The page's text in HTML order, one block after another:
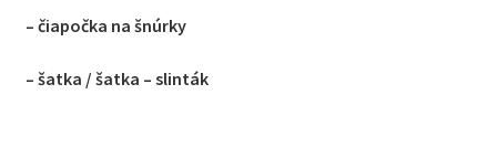
– čiapočka na šnúrky
– šatka / šatka – slinták